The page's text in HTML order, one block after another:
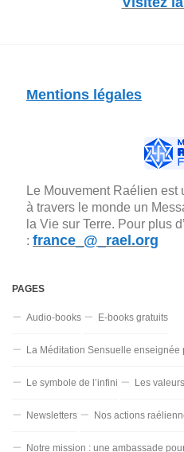
Mentions légales
Le Mouvement Raélien
à travers le monde un
la Vie sur Terre. Pour plus
: france_@_rael.org
PAGES
Audio-books E-books gratuits
La Méditation Sensuelle enseignée
Le symbole de l’infini Les
Newsletters Nos actions
Notre mission : une ambassade